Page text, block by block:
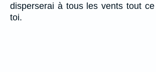
disperserai à tous les vents tout
toi.